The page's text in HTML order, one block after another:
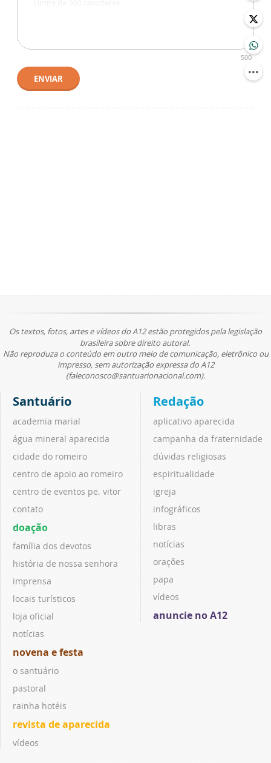
500
ENVIAR
Os textos, fotos, artes e vídeos do A12 estão protegidos pela legislação
brasileira sobre direito autoral.
Não reproduza o conteúdo em outro meio de comunicação, eletrônico ou
impresso, sem autorização expressa do A12
(faleconosco@santuarionacional.com).
Santuário
academia marial
água mineral aparecida
cidade do romeiro
centro de apoio ao romeiro
centro de eventos pe. vitor
contato
doação
família dos devotos
história de nossa senhora
imprensa
locais turísticos
loja oficial
notícias
novena e festa
o santuário
pastoral
rainha hotéis
revista de aparecida
vídeos
Redação
aplicativo aparecida
campanha da fraternidade
dúvidas religiosas
espiritualidade
igreja
infográficos
libras
notícias
orações
papa
vídeos
anuncie no A12